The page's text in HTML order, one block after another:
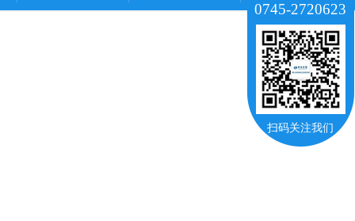
0745-2720623
扫码关注我们